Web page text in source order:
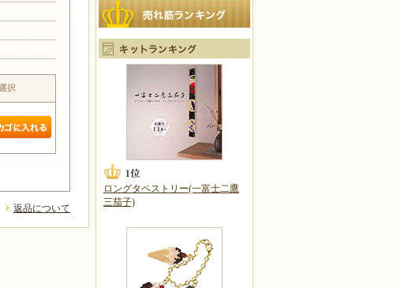
択
返品について
ロングタペストリー(一富士二鷹
三茄子)